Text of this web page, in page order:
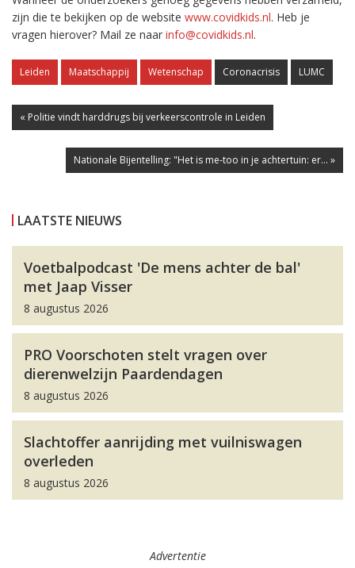
zijn die te bekijken op de website www.covidkids.nl. Heb je
vragen hierover? Mail ze naar info@covidkids.nl.
Leiden Maatschappij Wetenschap Coronacrisis LUMC
« Politie vindt harddrugs bij verkeerscontrole in Leiden
Nationale Bijentelling: "Het is me-too in je achtertuin: er... »
LAATSTE NIEUWS
Voetbalpodcast 'De mens achter de bal'
met Jaap Visser
8 augustus 2026
PRO Voorschoten stelt vragen over
dierenwelzijn Paardendagen
8 augustus 2026
Slachtoffer aanrijding met vuilniswagen
overleden
8 augustus 2026
Advertentie